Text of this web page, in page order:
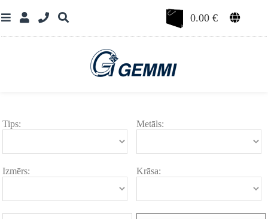
0.00€
Tips: Metāls:
Izmērs: Krāsa: